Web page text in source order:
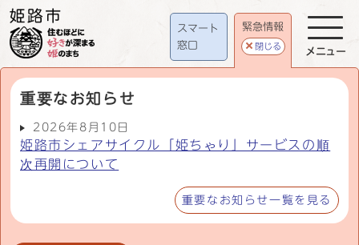
スマート
窓口
緊急情報
閉じる
重要なお知らせ
2026年8月10日
姫路市シェアサイクル「姫ちゃり」サービスの順
次再開について
重要なお知らせ一覧を見る
メニュー